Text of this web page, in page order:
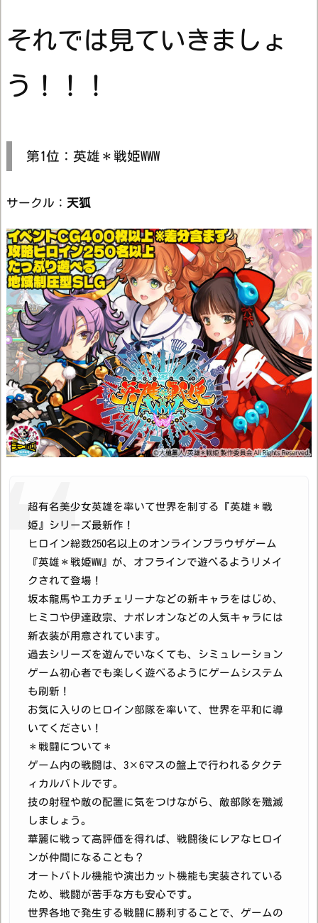
それでは見ていきましょ
う！！！
第1位：英雄＊戦姫WWW
サークル： 天狐
超有名美少女英雄を率いて世界を制する『英雄＊戦
姫』シリーズ最新作！
ヒロイン総数250名以上のオンラインブラウザゲーム
『英雄＊戦姫WW』が、オフラインで遊べるようリメイ
クされて登場！
坂本龍馬やエカチェリーナなどの新キャラをはじめ、
ヒミコや伊達政宗、ナポレオンなどの人気キャラには
新衣装が用意されています。
過去シリーズを遊んでいなくても、シミュレーション
ゲーム初心者でも楽しく遊べるようにゲームシステム
も刷新！
お気に入りのヒロイン部隊を率いて、世界を平和に導
いてください！
＊戦闘について＊
ゲーム内の戦闘は、3×6マスの盤上で行われるタクテ
ィカルバトルです。
技の射程や敵の配置に気をつけながら、敵部隊を殲滅
しましょう。
華麗に戦って高評価を得れば、戦闘後にレアなヒロイ
ンが仲間になることも？
オートバトル機能や演出カット機能も実装されている
ため、戦闘が苦手な方も安心です。
世界各地で発生する戦闘に勝利することで、ゲームの